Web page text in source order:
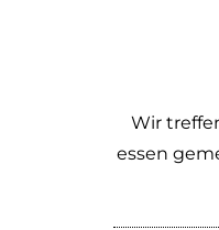
Wir
essen